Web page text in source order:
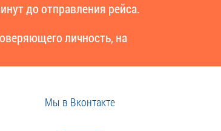
до отправления рейса.
личность, на
Мы в Вконтакте